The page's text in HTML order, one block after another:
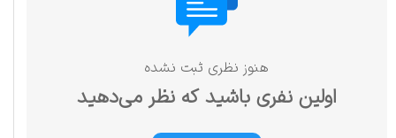
هنوز نظری ثبت نشده
اولین نفری باشید که نظر می‌دهید